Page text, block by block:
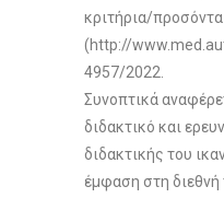
κριτήρια/
(http://
4957/2022.
Συνοπτικά
διδακτικό και
διδακτικής του
έμφαση στη